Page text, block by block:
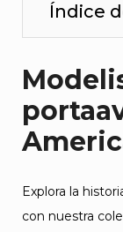
Índice
Explora la
con nuestra